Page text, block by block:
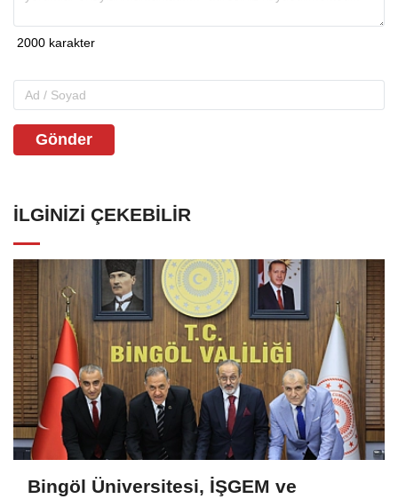
Gönder
İLGINIZI ÇEKEBILIR
Bingöl Üniversitesi, İŞGEM ve